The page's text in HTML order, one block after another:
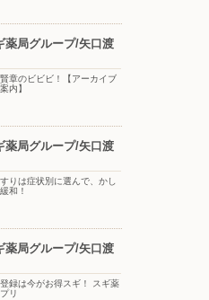
/LABI 自由が丘
目黒区緑が丘2-17-9
/大森町駅前店
薬局グループ/矢口渡
章のビビビ！【アーカイブ
内】
薬局グループ/矢口渡
りは症状別に選んで、かし
和！
薬局グループ/矢口渡
録は今がお得スギ！ スギ薬
リ